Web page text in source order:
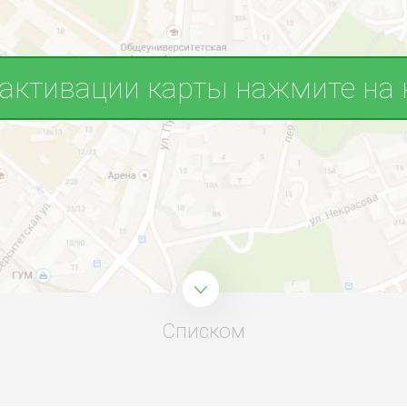
карты нажмите на
Списком